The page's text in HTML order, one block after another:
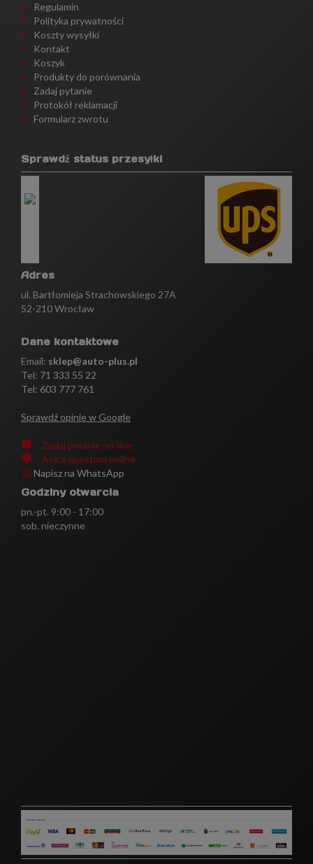
Regulamin
Polityka prywatności
Koszty wysyłki
Kontakt
Koszyk
Produkty do porównania
Zadaj pytanie
Protokół reklamacji
Formularz zwrotu
Sprawdź status przesyłki
Adres
ul. Bartłomieja Strachowskiego 27A
52-210 Wrocław
Dane kontaktowe
Email: sklep@auto-plus.pl
Tel: 71 333 55 22
Tel: 603 777 761
Sprawdź opinie w Google
Zadaj pytanie on-line
Ask a question online
Napisz na WhatsApp
Godziny otwarcia
pn.-pt. 9:00 - 17:00
sob. nieczynne